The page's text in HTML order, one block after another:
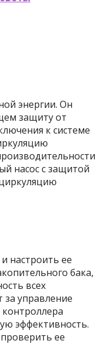
энергии. Он
защиту от
к системе
насос с защитой
настроить ее
бака,
всех
за управление
эффективность.
ее